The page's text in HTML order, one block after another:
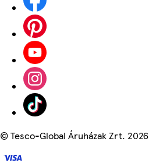
©Tesco-Global Áruházak Zrt. 2026